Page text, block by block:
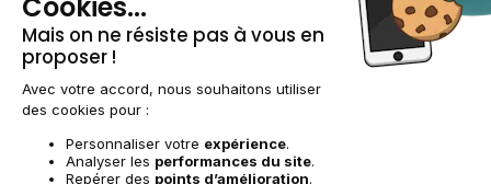
Mentions légales et CGUGestion des cookies
Conditions générales de vente
AccessibilitéPlan du site